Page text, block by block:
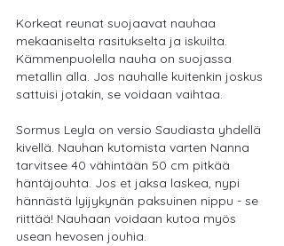
Korkeat reunat suojaavat nauhaa
mekaaniselta rasitukselta ja iskuilta.
Kämmenpuolella nauha on suojassa
metallin alla. Jos nauhalle kuitenkin joskus
sattuisi jotakin, se voidaan vaihtaa.
Sormus Leyla on versio Saudiasta yhdellä
kivellä. Nauhan kutomista varten Nanna
tarvitsee 40 vähintään 50 cm pitkää
häntäjouhta. Jos et jaksa laskea, nypi
hännästä lyijykynän paksuinen nippu - se
riittää! Nauhaan voidaan kutoa myös
usean hevosen jouhia.